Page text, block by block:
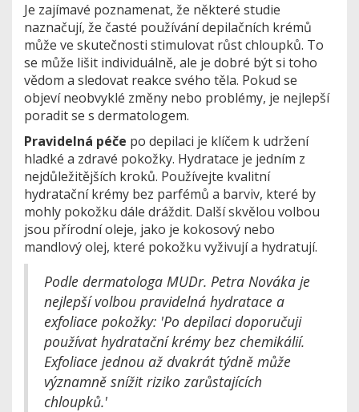
Je zajímavé poznamenat, že některé studie
naznačují, že časté používání depilačních krémů
může ve skutečnosti stimulovat růst chloupků. To
se může lišit individuálně, ale je dobré být si toho
vědom a sledovat reakce svého těla. Pokud se
objeví neobvyklé změny nebo problémy, je nejlepší
poradit se s dermatologem.
Pravidelná péče po depilaci je klíčem k udržení
hladké a zdravé pokožky. Hydratace je jedním z
nejdůležitějších kroků. Používejte kvalitní
hydratační krémy bez parfémů a barviv, které by
mohly pokožku dále dráždit. Další skvělou volbou
jsou přírodní oleje, jako je kokosový nebo
mandlový olej, které pokožku vyživují a hydratují.
Podle dermatologa MUDr. Petra Nováka je
nejlepší volbou pravidelná hydratace a
exfoliace pokožky: 'Po depilaci doporučuji
používat hydratační krémy bez chemikálií.
Exfoliace jednou až dvakrát týdně může
významně snížit riziko zarůstajících
chloupků.'